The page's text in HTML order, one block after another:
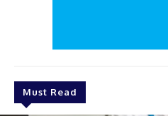
Must Read